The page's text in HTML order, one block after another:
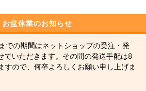
お盆休業のお知らせ
での期間はネットショップの受注・発
ていただきます。その間の発送手配は8
すので、何卒よろしくお願い申し上げま